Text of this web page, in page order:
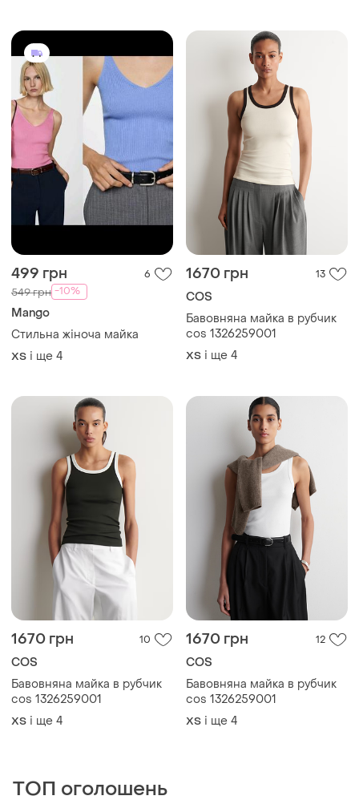
499 грн 6
549 грн -10%
Mango
Стильна жіноча майка
ХS і ще 4
1670 грн 13
COS
Бавовняна майка в рубчик
cos 1326259001
ХS і ще 4
1670 грн 10
COS
Бавовняна майка в рубчик
cos 1326259001
ХS і ще 4
1670 грн 12
COS
Бавовняна майка в рубчик
cos 1326259001
ХS і ще 4
ТОП оголошень